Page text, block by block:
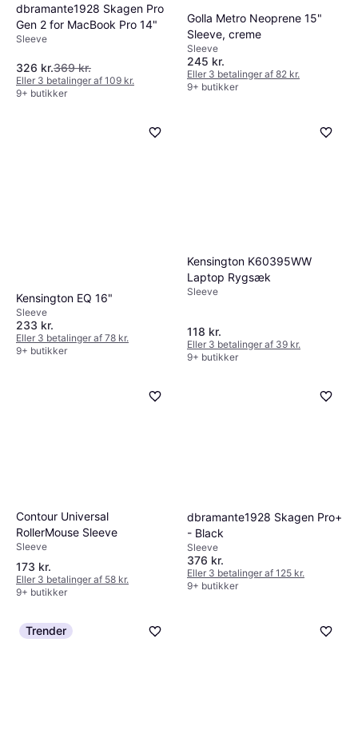
dbramante1928 Skagen Pro
Gen 2 for MacBook Pro 14"
Sleeve
326 kr.369 kr.
Eller 3 betalinger af 109 kr.
9+ butikker
Golla Metro Neoprene 15"
Sleeve, creme
Sleeve
245 kr.
Eller 3 betalinger af 82 kr.
9+ butikker
Kensington EQ 16"
Sleeve
233 kr.
Eller 3 betalinger af 78 kr.
9+ butikker
Kensington K60395WW
Laptop Rygsæk
Sleeve
118 kr.
Eller 3 betalinger af 39 kr.
9+ butikker
Contour Universal
RollerMouse Sleeve
Sleeve
173 kr.
Eller 3 betalinger af 58 kr.
9+ butikker
dbramante1928 Skagen Pro+
- Black
Sleeve
376 kr.
Eller 3 betalinger af 125 kr.
9+ butikker
Trender